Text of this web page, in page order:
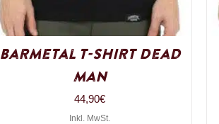
Barmetal T-Shirt Dead
Man
44,90€
Inkl. MwSt.